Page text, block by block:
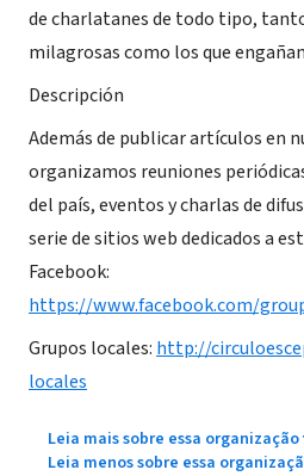
de charlatanes de todo tipo,
milagrosas como los que
Descripción
Además de publicar artículos en
organizamos reuniones
del país, eventos y charlas de
serie de sitios web dedicados a
Facebook:
https://www.facebook.com/
Grupos locales: http://
locales
Leia mais sobre essa organização
Leia menos sobre essa